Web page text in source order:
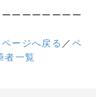
ーーーーーーー
ージへ戻る ／ ペ
者一覧